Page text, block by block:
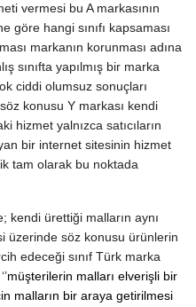
vermesi bu A markasının
göre hangi sınıfı kapsaması
markanın korunması adına
sınıfta yapılmış bir marka
ciddi olumsuz sonuçları
konusu Y markası kendi
hizmet yalnızca satıcıların
bir internet sitesinin hizmet
tam olarak bu noktada
kendi ürettiği malların aynı
üzerinde söz konusu ürünlerin
edeceği sınıf Türk marka
müşterilerin malları elverişli bir
malların bir araya getirilmesi